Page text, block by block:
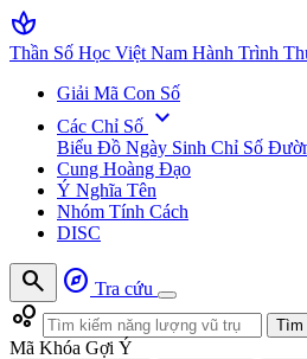
spa
Thần Số Học Việt Nam Hành Trình
Giải Mã Con Số
Các Chỉ Số expand_more
Biểu Đồ Ngày Sinh Chỉ Số
Cung Hoàng Đạo
Ý Nghĩa Tên
Nhóm Tính Cách
DISC
search explore Tra cứu
bubble_chart Tìm
Mã Khóa Gợi Ý